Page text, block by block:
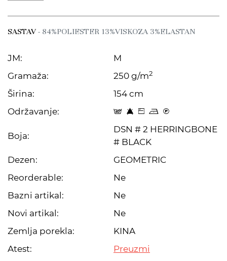
SASTAV- 84%POLIESTER 13%VISKOZA 3%ELASTAN
JM:
M
Gramaža:
250 g/m2
Širina:
154 cm
Održavanje:
t 8 Z o C
Boja:
DSN # 2 HERRINGBONE
# BLACK
Dezen:
GEOMETRIC
Reorderable:
Ne
Bazni artikal:
Ne
Novi artikal:
Ne
Zemlja porekla:
KINA
Atest:
Preuzmi